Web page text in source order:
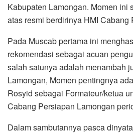
Kabupaten Lamongan. Momen ini
atas resmi berdirinya HMI Cabang
Pada Muscab pertama ini
rekomendasi sebagai acuan
salah satunya adalah menambah
Lamongan, Momen pentingnya
Rosyid sebagai Formateur/ketua
Cabang Persiapan Lamongan
Dalam sambutannya pasca